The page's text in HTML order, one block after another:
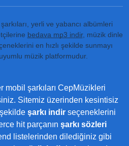
yerli ve yabancı albümleri
bedava mp3 indir, müzik dinle
en hızlı şekilde sunmayı
müzik platformudur.
mobil şarkıları CepMüzikleri
Sitemiz üzerinden kesintisiz
şarkı indirseçeneklerini
hit parçanın şarkı sözleri
listelerinden dilediğiniz gibi